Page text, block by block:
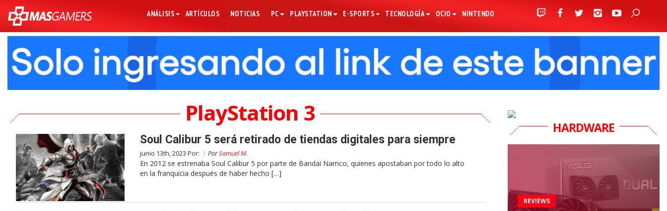
ANÁLISIS ARTÍCULOS NOTICIAS PC PLAYSTATION E-SPORTS TECNOLOGÍA OCIO NINTENDO
PlayStation 3
Soul Calibur 5 será retirado de tiendas digitales para siempre
junio 13th, 2023 Por: PorSamuel M.
En 2012 se estrenaba Soul Calibur 5 por parte de Bandai Namco, quienes apostaban por todo lo alto
en la franquicia después de haber hecho […]
HARDWARE
REVIEWS